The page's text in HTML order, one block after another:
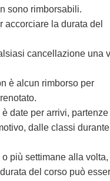
sono rimborsabili.
accorciare la durata del
cancellazione una
è alcun rimborso per
date per arrivi, partenze
dalle classi durante
più settimane alla volta,
del corso può